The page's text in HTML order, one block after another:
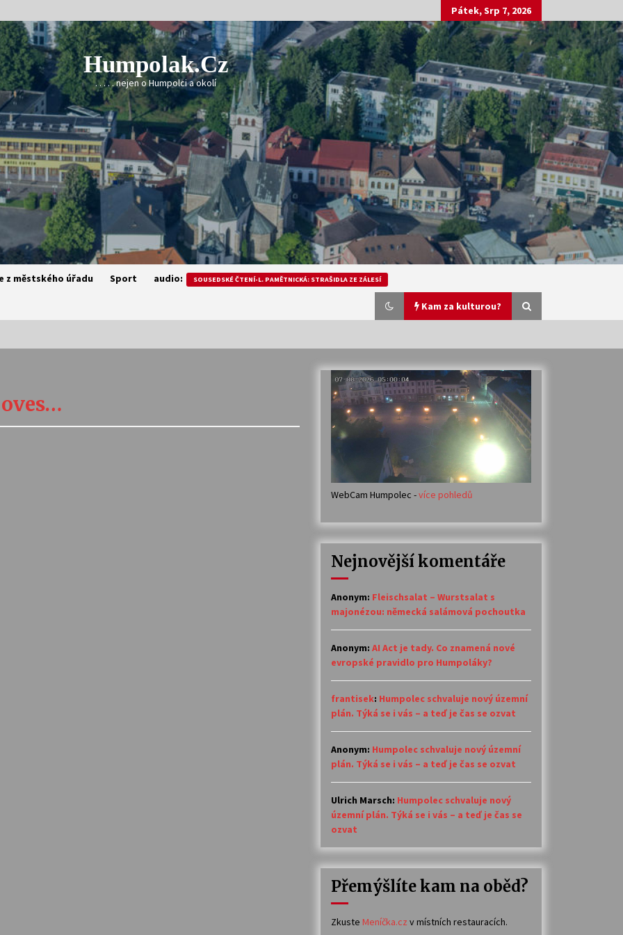
Pátek, Srp 7, 2026
Humpolak.cz
. . . . . nejen o Humpolci a okolí
z městského úřadu Sport audio: SOUSEDSKÉ ČTENÍ-L. PAMĚTNICKÁ: STRAŠIDLA ZE ZÁLESÍ
Kam za kulturou?
Veselí muzikanti
30. 7. 2026
Votavžatský ploty
23. 7. 2026
14. 7. 2026
30. 6. 2026
WebCam Humpolec -více pohledů
Nejnovější komentáře
Anonym: Fleischsalat – Wurstsalat s
majonézou: německá salámová pochoutka
Anonym: AI Act je tady. Co znamená nové
evropské pravidlo pro Humpoláky?
frantisek: Humpolec schvaluje nový územní
plán. Týká se i vás – a teď je čas se ozvat
Anonym: Humpolec schvaluje nový územní
plán. Týká se i vás – a teď je čas se ozvat
Ulrich Marsch: Humpolec schvaluje nový
územní plán. Týká se i vás – a teď je čas se
ozvat
Přemýšlíte kam na oběd?
Zkuste Meníčka.cz v místních restauracích.